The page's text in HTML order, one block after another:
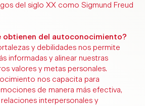
del siglo XX como Sigmund Freud
obtienen del autoconocimiento?
y debilidades nos permite
informadas y alinear nuestras
valores y metas personales.
nos capacita para
de manera más efectiva,
interpersonales y